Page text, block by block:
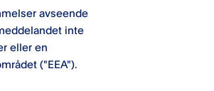
avseende
inte
eller en
("EEA").